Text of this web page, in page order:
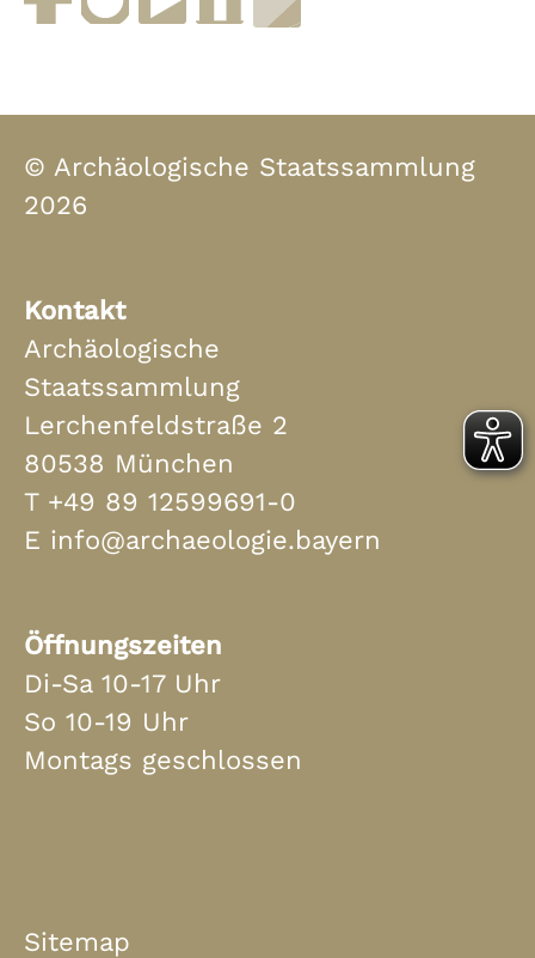
Facebook
Instagram
YouTubemuenchen.de
Museen in Bayern
© Archäologische Staatssammlung
2026
Kontakt
Archäologische
Staatssammlung
Lerchenfeldstraße 2
80538 München
T +49 89 12599691-0
E info@archaeologie.bayern
Öffnungszeiten
Di-Sa 10-17 Uhr
So 10-19 Uhr
Montags geschlossen
Sitemap